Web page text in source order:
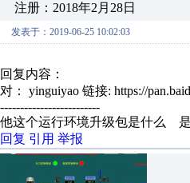
注册：2018年2月28日
发表于：2019-06-25 10:02:03
回复内容：
对： yinguiyao 链接: https://
-------------------------
他这个运行环境升级包是什么
回复 引用 举报